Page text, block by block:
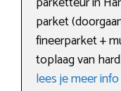
parket
fineerparket +
toplaag van
lees je meer